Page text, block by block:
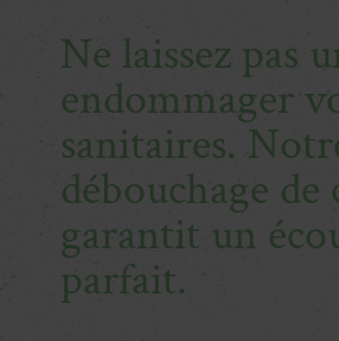
Ne laissez pas
endommager
sanitaires.
débouchage
garantit un
parfait.